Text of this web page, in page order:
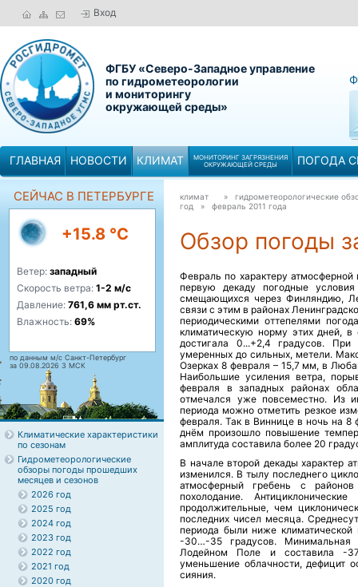
Вход
ФГБУ «Северо-Западное управление
по гидрометеорологии
и мониторингу
окружающей среды»
ГЛАВНАЯ НОВОСТИ КЛИМАТ
МОНИТОРИНГ ЗАГРЯЗНЕНИЯ
ОКРУЖАЮЩЕЙ СРЕДЫ
ПОГОДА
СЕЙЧАС В ПЕТЕРБУРГЕ
+15.8 °C
Ветер: западный
Скорость ветра: 1-2 м/с
Давление: 761,6 мм рт.ст.
Влажность: 69%
по данным м/с Санкт-Петербург
за 09.08.2026 3 МСК
Климатические характеристики
по сезонам
Гидрометеорологические
обзоры погоды прошедших
месяцев и сезонов
2026 год
2025 год
2024 год
2023 год
2022 год
2021 год
2020 год
климат
» гидрометеорологические
год » февраль 2011 года
Обзор погоды
Февраль по характеру
первую декаду погодные условия
смещающихся через Финляндию,
связи с этим в районах
периодическими оттепелями
климатическую норму этих дней, в
достигала 0...+2,4 градусов.
умеренных до сильных, метели.
Озерках 8 февраля – 15,7 мм, в
Наибольшие усиления ветра,
февраля в западных районах
отмечался уже повсеместно. Из
периода можно отметить резкое
февраля. Так в Виннице в ночь на 8
днём произошло повышение
амплитуда составила более 20
В начале второй декады характер
изменился. В тылу последнего
атмосферный гребень с
похолодание.
продолжительные, чем
последних чисел месяца.
периода были ниже
-30…-35 градусов. Минимальная
Лодейном Поле и составила -
уменьшение облачности, дефицит
сияния.